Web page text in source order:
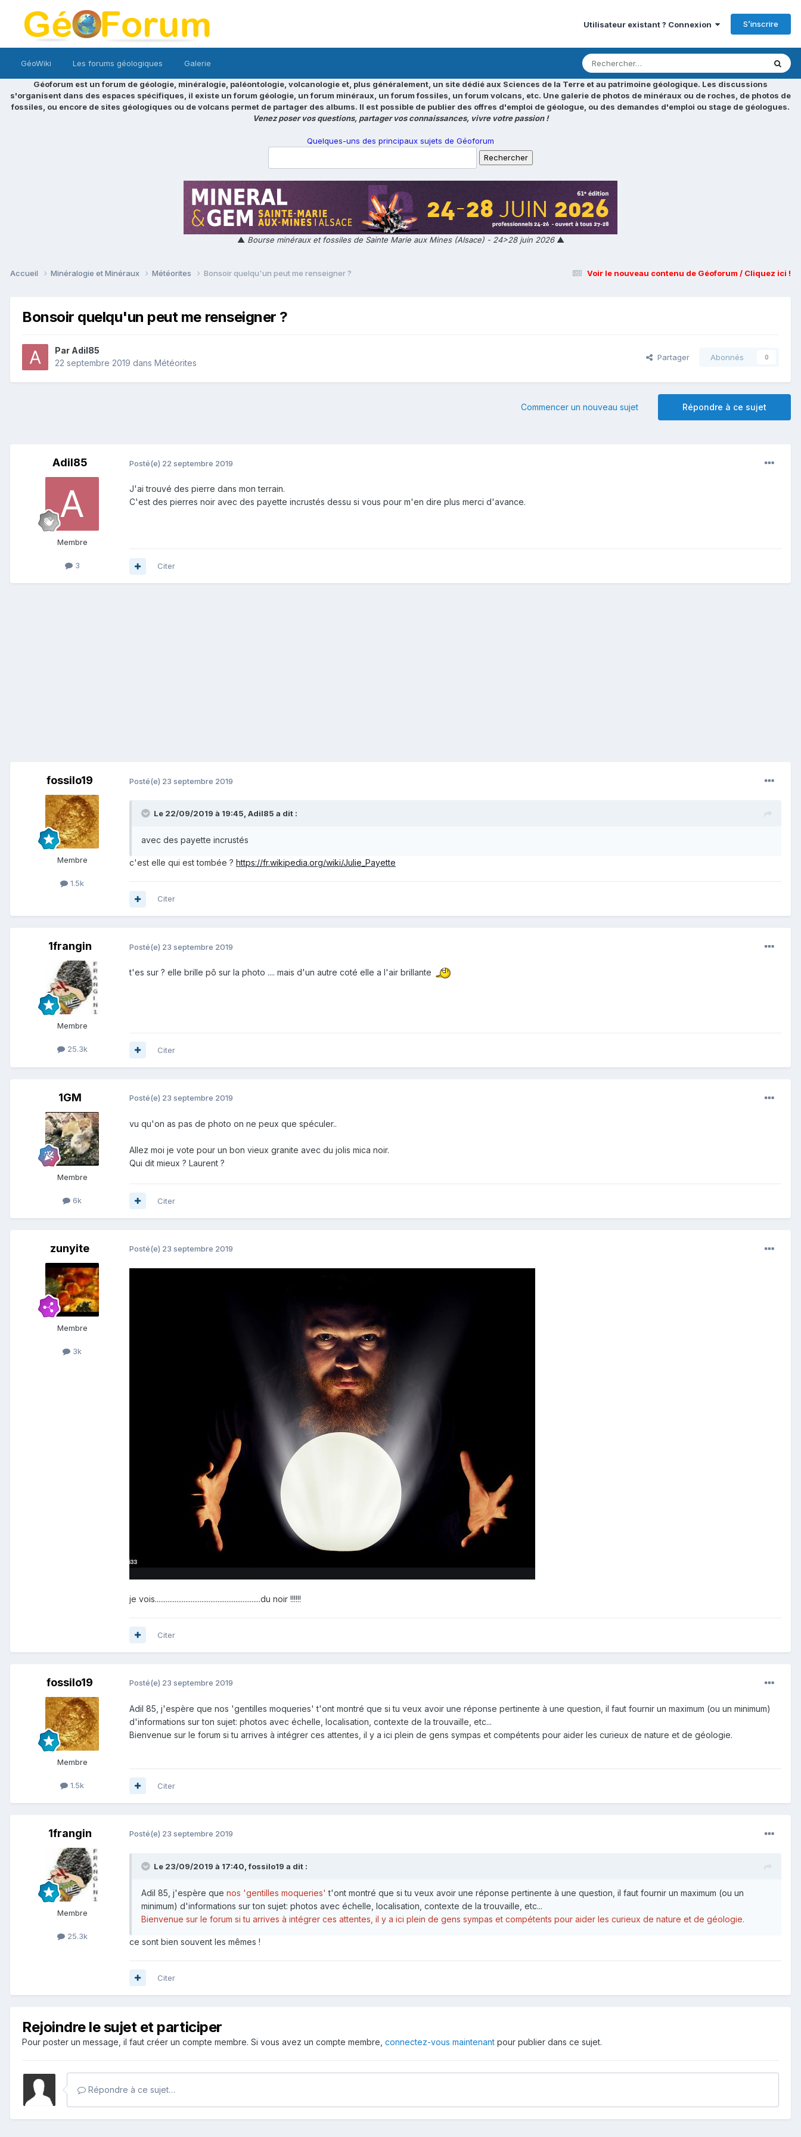
Utilisateur existant ? Connexion S’inscrire
GéoWiki Les forums géologiques Galerie
Géoforum est un forum de géologie, minéralogie, paléontologie, volcanologie et, plus généralement, un site dédié aux Sciences de la Terre et au patrimoine géologique. Les discussions
s'organisent dans des espaces spécifiques, il existe un forum géologie, un forum minéraux, un forum fossiles, un forum volcans, etc. Une galerie de photos de minéraux ou de roches, de photos de
fossiles, ou encore de sites géologiques ou de volcans permet de partager des albums. Il est possible de publier des offres d'emploi de géologue, ou des demandes d'emploi ou stage de géologues.
Venez poser vos questions, partager vos connaissances, vivre votre passion !
Quelques-uns des principaux sujets de Géoforum
▲ Bourse minéraux et fossiles de Sainte Marie aux Mines (Alsace) - 24>28 juin 2026▲
Voir le nouveau contenu de Géoforum / Cliquez ici !
Accueil Minéralogie et Minéraux Météorites Bonsoir quelqu'un peut me renseigner ?
Bonsoir quelqu'un peut me renseigner ?
Par Adil85
22 septembre 2019 dans Météorites
Partager Abonnés 0
Répondre à ce sujet
Commencer un nouveau sujet
Adil85
Membre
3
Posté(e) 22 septembre 2019
J'ai trouvé des pierre dans mon terrain.
C'est des pierres noir avec des payette incrustés dessu si vous pour m'en dire plus merci d'avance.
Citer
fossilo19
Membre
1.5k
Posté(e) 23 septembre 2019
Le 22/09/2019 à 19:45, Adil85 a dit :
avec des payette incrustés
c'est elle qui est tombée ? https://fr.wikipedia.org/wiki/Julie_Payette
Citer
1frangin
Membre
25.3k
Posté(e) 23 septembre 2019
t'es sur ? elle brille pô sur la photo .... mais d'un autre coté elle a l'air brillante
Citer
1GM
Membre
6k
Posté(e) 23 septembre 2019
vu qu'on as pas de photo on ne peux que spéculer..
Allez moi je vote pour un bon vieux granite avec du jolis mica noir.
Qui dit mieux ? Laurent ?
Citer
zunyite
Membre
3k
Posté(e) 23 septembre 2019
je vois...........................................................du noir !!!!!!
Citer
fossilo19
Membre
1.5k
Posté(e) 23 septembre 2019
Adil 85, j'espère que nos 'gentilles moqueries' t'ont montré que si tu veux avoir une réponse pertinente à une question, il faut fournir un maximum (ou un minimum)
d'informations sur ton sujet: photos avec échelle, localisation, contexte de la trouvaille, etc...
Bienvenue sur le forum si tu arrives à intégrer ces attentes, il y a ici plein de gens sympas et compétents pour aider les curieux de nature et de géologie.
Citer
1frangin
Membre
25.3k
Posté(e) 23 septembre 2019
Le 23/09/2019 à 17:40,fossilo19 a dit :
Adil 85, j'espère que nos 'gentilles moqueries' t'ont montré que si tu veux avoir une réponse pertinente à une question, il faut fournir un maximum (ou un
minimum) d'informations sur ton sujet: photos avec échelle, localisation, contexte de la trouvaille, etc...
Bienvenue sur le forum si tu arrives à intégrer ces attentes, il y a ici plein de gens sympas et compétents pour aider les curieux de nature et de géologie.
ce sont bien souvent les mêmes !
Citer
Rejoindre le sujet et participer
Pour poster un message, il faut créer un compte membre. Si vous avez un compte membre, connectez-vous maintenant pour publier dans ce sujet.
Répondre à ce sujet…